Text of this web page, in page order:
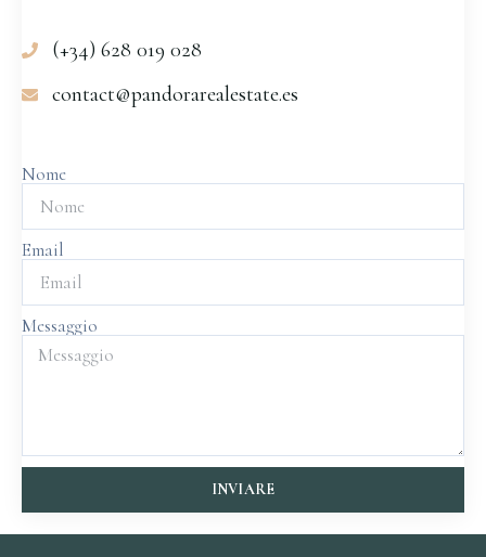
(+34) 628 019 028
contact@pandorarealestate.es
Nome
Email
Messaggio
INVIARE